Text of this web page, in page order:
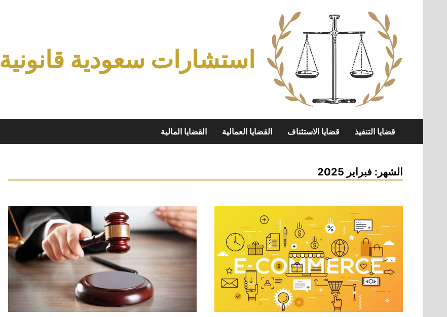
استشارات سعودية قانونية
قضايا التنفيذ قضايا الاستئناف القضايا العمالية القضايا المالية
الشهر: فبراير 2025